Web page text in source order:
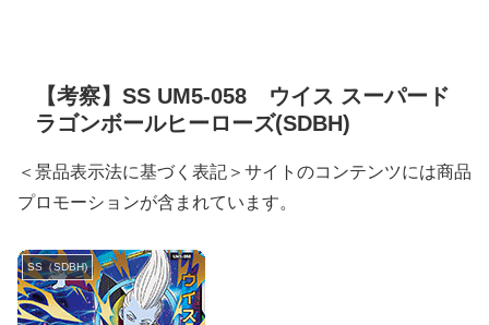
【考察】SS UM5-058 ウイス スーパード
ラゴンボールヒーローズ(SDBH)
＜景品表示法に基づく表記＞サイトのコンテンツには商品
プロモーションが含まれています。
SS（SDBH)